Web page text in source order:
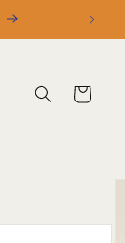
Krepšelis